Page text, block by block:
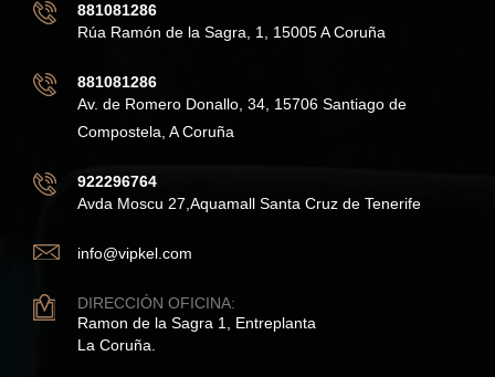
881081286
Rúa Ramón de la Sagra, 1, 15005 A Coruña
881081286
Av. de Romero Donallo, 34, 15706 Santiago de
Compostela, A Coruña
922296764
Avda Moscu 27,Aquamall Santa Cruz de Tenerife
info@vipkel.com
DIRECCIÓN OFICINA:
Ramon de la Sagra 1, Entreplanta
La Coruña.